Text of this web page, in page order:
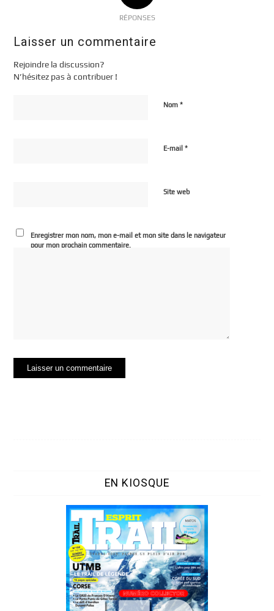
RÉPONSES
Laisser un commentaire
Rejoindre la discussion?
N’hésitez pas à contribuer !
Nom*
E-mail*
Site web
Enregistrer mon nom, mon e-mail et mon site dans le navigateur
pour mon prochain commentaire.
EN KIOSQUE